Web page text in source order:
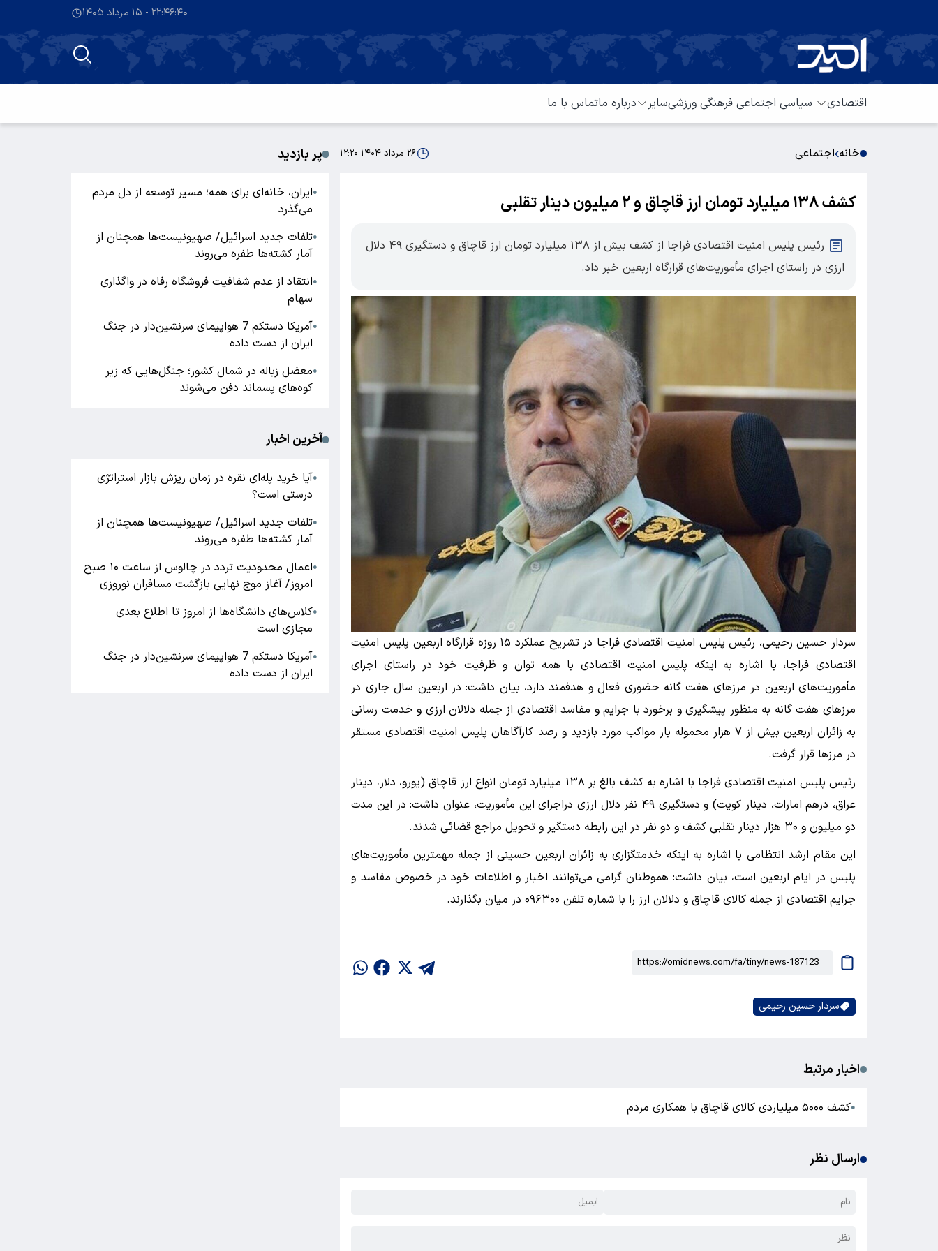
۲۲:۴۶:۴۱ - ۱۵ مرداد ۱۴۰۵
اقتصادی سیاسی اجتماعی فرهنگی ورزشیسایر درباره ماتماس با ما
خانه اجتماعی ۲۶ مرداد ۱۴۰۴ ۱۲:۲۰
کشف ۱۳۸ میلیارد تومان ارز قاچاق و ۲ میلیون دینار تقلبی
رئیس پلیس امنیت اقتصادی فراجا از کشف بیش از ۱۳۸ میلیارد تومان ارز قاچاق و دستگیری ۴۹ دلال
ارزی در راستای اجرای مأموریت‌های قرارگاه اربعین خبر داد.
سردار حسین رحیمی، رئیس پلیس امنیت اقتصادی فراجا در تشریح عملکرد ۱۵ روزه قرارگاه اربعین پلیس امنیت
اقتصادی فراجا، با اشاره به اینکه پلیس امنیت اقتصادی با همه توان و ظرفیت خود در راستای اجرای
مأموریت‌های اربعین در مرز‌های هفت گانه حضوری فعال و هدفمند دارد، بیان داشت: در اربعین سال جاری در
مرز‌های هفت گانه به منظور پیشگیری و برخورد با جرایم و مفاسد اقتصادی از جمله دلالان ارزی و خدمت رسانی
به زائران اربعین بیش از ۷ هزار محموله بار مواکب مورد بازدید و رصد کارآگاهان پلیس امنیت اقتصادی مستقر
در مرز‌ها قرار گرفت.
رئیس پلیس امنیت اقتصادی فراجا با اشاره به کشف بالغ بر ۱۳۸ میلیارد تومان انواع ارز قاچاق (یورو، دلار، دینار
عراق، درهم امارات، دینار کویت) و دستگیری ۴۹ نفر دلال ارزی دراجرای این مأموریت، عنوان داشت: در این مدت
دو میلیون و ۳۰ هزار دینار تقلبی کشف و دو نفر در این رابطه دستگیر و تحویل مراجع قضائی شدند.
این مقام ارشد انتظامی با اشاره به اینکه خدمتگزاری به زائران اربعین حسینی از جمله مهمترین مأموریت‌های
پلیس در ایام اربعین است، بیان داشت: هموطنان گرامی می‌توانند اخبار و اطلاعات خود در خصوص مفاسد و
جرایم اقتصادی از جمله کالای قاچاق و دلالان ارز را با شماره تلفن ۰۹۶۳۰۰ در میان بگذارند.
سردار حسین رحیمی
اخبار مرتبط
●کشف ۵۰۰۰ میلیاردی کالای قاچاق با همکاری مردم
ارسال نظر
پر بازدید
●ایران، خانه‌ای برای همه؛ مسیر توسعه از دل مردم
می‌گذرد
●تلفات جدید اسرائیل/ صهیونیست‌ها همچنان از
آمار کشته‌ها طفره می‌روند
●انتقاد از عدم شفافیت فروشگاه رفاه در واگذاری
سهام
●
آمریکا دستکم 7 هواپیمای سرنشین‌دار در جنگ
ایران از دست داده
●معضل زباله در شمال کشور؛ جنگل‌هایی که زیر
کوه‌های پسماند دفن می‌شوند
آخرین اخبار
●آیا خرید پله‌ای نقره در زمان ریزش بازار استراتژی
درستی است؟
●تلفات جدید اسرائیل/ صهیونیست‌ها همچنان از
آمار کشته‌ها طفره می‌روند
●
اعمال محدودیت تردد در چالوس از ساعت ۱۰ صبح
امروز/ آغاز موج نهایی بازگشت مسافران نوروزی
●کلاس‌های دانشگاه‌ها از امروز تا اطلاع بعدی
مجازی است
●
آمریکا دستکم 7 هواپیمای سرنشین‌دار در جنگ
ایران از دست داده